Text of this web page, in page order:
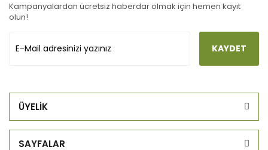
Kampanyalardan ücretsiz haberdar olmak için hemen kayıt
olun!
KAYDET
ÜYELİK
SAYFALAR